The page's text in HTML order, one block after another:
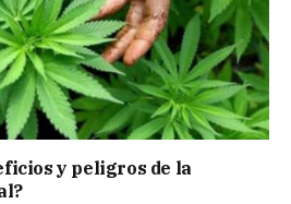
y peligros de la